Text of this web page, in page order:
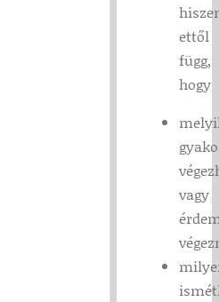
ettől
függ,
hogy
vagy